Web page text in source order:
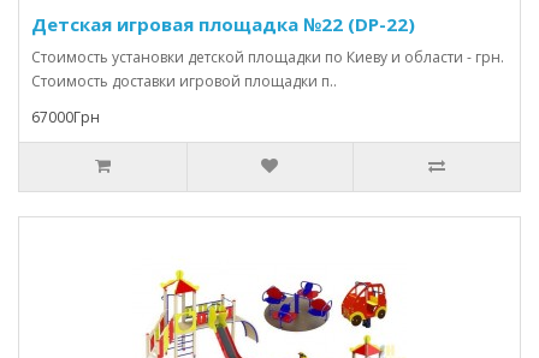
Детская игровая площадка №22 (DP-22)
Стоимость установки детской площадки по Киеву и области - грн.
Стоимость доставки игровой площадки п..
67000Грн